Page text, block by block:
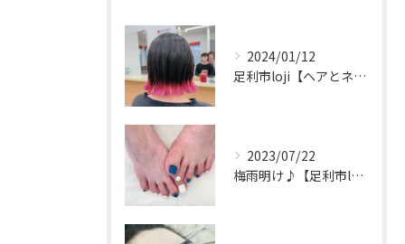
2024/01/12
足利市loji【ヘアとネイル同時施術】
2023/07/22
梅雨明け♪【足利市loji】